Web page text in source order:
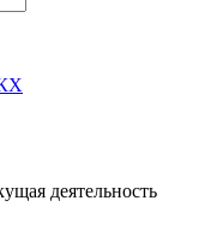
деятельность